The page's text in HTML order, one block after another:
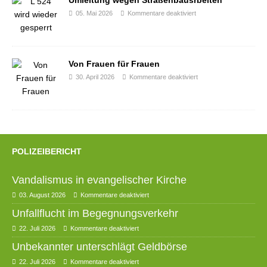
05. Mai 2026 Kommentare deaktiviert
Von Frauen für Frauen
30. April 2026 Kommentare deaktiviert
POLIZEIBERICHT
Vandalismus in evangelischer Kirche
03. August 2026 Kommentare deaktiviert
Unfallflucht im Begegnungsverkehr
22. Juli 2026 Kommentare deaktiviert
Unbekannter unterschlägt Geldbörse
22. Juli 2026 Kommentare deaktiviert